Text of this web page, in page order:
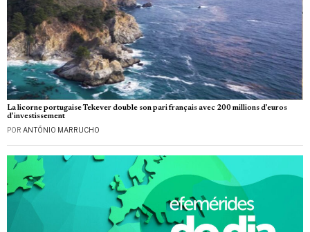
La licorne portugaise Tekever double son pari français avec 200 millions d’euros
d’investissement
POR ANTÓNIO MARRUCHO